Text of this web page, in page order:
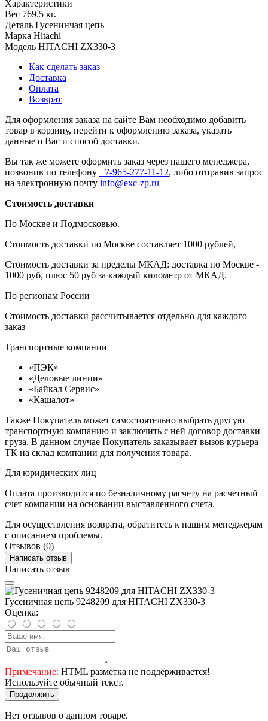
Характеристики
Вес 769.5 кг.
Деталь Гусенинчая цепь
Марка Hitachi
Модель HITACHI ZX330-3
Как сделать заказ
Доставка
Оплата
Возврат
Для оформления заказа на сайте Вам необходимо добавить
товар в корзину, перейти к оформлению заказа, указать
данные о Вас и способ доставки.
Вы так же можете оформить заказ через нашего менеджера,
позвонив по телефону +7-965-277-11-12, либо отправив запрос
на электронную почту info@exc-zp.ru
Стоимость доставки
По Москве и Подмосковью.
Стоимость доставки по Москве составляет 1000 рублей,
Стоимость доставки за пределы МКАД: доставка по Москве -
1000 руб, плюс 50 руб за каждый километр от МКАД.
По регионам России
Стоимость доставки рассчитывается отдельно для каждого
заказ
Транспортные компании
«ПЭК»
«Деловые линии»
«Байкал Сервис»
«Кашалот»
Также Покупатель может самостоятельно выбрать другую
транспортную компанию и заключить с ней договор доставки
груза. В данном случае Покупатель заказывает вызов курьера
ТК на склад компании для получения товара.
Для юридических лиц
Оплата производится по безналичному расчету на расчетный
счет компании на основании выставленного счета.
Для осуществления возврата, обратитесь к нашим менеджерам
с описанием проблемы.
Отзывов (0)
Написать отзыв
Написать отзыв
Гусеничная цепь 9248209 для HITACHI ZX330-3
Оценка:
Примечание: HTML разметка не поддерживается!
Используйте обычный текст.
Продолжить
Нет отзывов о данном товаре.